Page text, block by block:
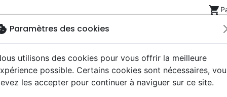
shopping_cart
NouveautésBibles LivreseBooksJeunesse
Paramètres des cookies
utilisons des cookies pour vous offrir la meilleure
possible. Certains cookies sont nécessaires,
les accepter pour continuer à naviguer sur ce site.